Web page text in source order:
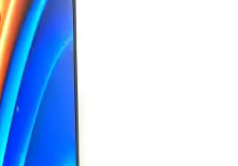
Ethernet
Ethernet anahtarıdır.
ofis ve ev ağları için ideal,
sınırlamalar içerir.